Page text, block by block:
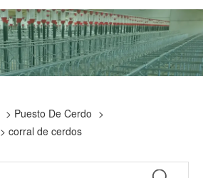
> Puesto De Cerdo >
> corral de cerdos